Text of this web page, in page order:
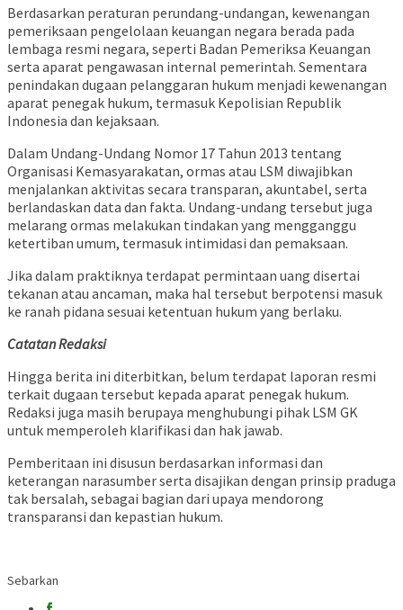
Berdasarkan peraturan perundang-undangan, kewenangan
pemeriksaan pengelolaan keuangan negara berada pada
lembaga resmi negara, seperti Badan Pemeriksa Keuangan
serta aparat pengawasan internal pemerintah. Sementara
penindakan dugaan pelanggaran hukum menjadi kewenangan
aparat penegak hukum, termasuk Kepolisian Republik
Indonesia dan kejaksaan.
Dalam Undang-Undang Nomor 17 Tahun 2013 tentang
Organisasi Kemasyarakatan, ormas atau LSM diwajibkan
menjalankan aktivitas secara transparan, akuntabel, serta
berlandaskan data dan fakta. Undang-undang tersebut juga
melarang ormas melakukan tindakan yang mengganggu
ketertiban umum, termasuk intimidasi dan pemaksaan.
Jika dalam praktiknya terdapat permintaan uang disertai
tekanan atau ancaman, maka hal tersebut berpotensi masuk
ke ranah pidana sesuai ketentuan hukum yang berlaku.
Catatan Redaksi
Hingga berita ini diterbitkan, belum terdapat laporan resmi
terkait dugaan tersebut kepada aparat penegak hukum.
Redaksi juga masih berupaya menghubungi pihak LSM GK
untuk memperoleh klarifikasi dan hak jawab.
Pemberitaan ini disusun berdasarkan informasi dan
keterangan narasumber serta disajikan dengan prinsip praduga
tak bersalah, sebagai bagian dari upaya mendorong
transparansi dan kepastian hukum.
Sebarkan